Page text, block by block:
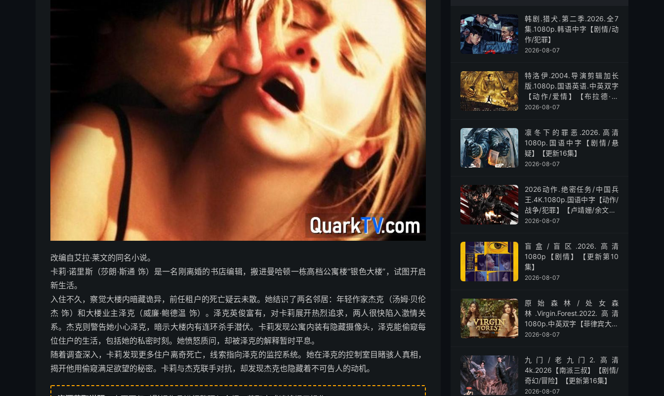
改编自艾拉·莱文的同名小说。
卡莉·诺里斯（莎朗·斯通 饰）是一名刚离婚的书店编辑，搬进曼哈顿一栋高档公寓楼“银色大楼”，试图开启
新生活。
入住不久，察觉大楼内暗藏诡异，前任租户的死亡疑云未散。她结识了两名邻居：年轻作家杰克（汤姆·贝伦
杰 饰）和大楼业主泽克（威廉·鲍德温 饰）。泽克英俊富有，对卡莉展开热烈追求，两人很快陷入激情关
系。杰克则警告她小心泽克，暗示大楼内有连环杀手潜伏。卡莉发现公寓内装有隐藏摄像头，泽克能偷窥每
位住户的生活，包括她的私密时刻。她愤怒质问，却被泽克的解释暂时平息。
随着调查深入，卡莉发现更多住户离奇死亡，线索指向泽克的监控系统。她在泽克的控制室目睹骇人真相，
揭开他用偷窥满足欲望的秘密。卡莉与杰克联手对抗，却发现杰克也隐藏着不可告人的动机。
韩剧.猎犬.第二季.2026.全7
集.1080p.韩语中字【剧情/动
作/犯罪】
2026-08-07
特洛伊.2004.导演剪辑加长
版.1080p.国语英语.中英双字
【动作/爱情】【布拉德·皮
特】
2026-08-07
凛冬下的罪恶.2026.高清
1080p.国语中字【剧情/悬
疑】【更新16集】
2026-08-07
2026动作.绝密任务/中国兵
王.4K.1080p.国语中字【动作/
战争/犯罪】【卢靖姗/余文乐/
屈菁菁】
2026-08-07
盲盒/盲区.2026.高清
1080p【剧情】【更新第10
集】
2026-08-07
原始森林/处女森
林.Virgin.Forest.2022.高清
1080p.中英双字【菲律宾大尺
度】
2026-08-07
九门/老九门2.高清
4k.2026【南派三叔】【剧情/
奇幻/冒险】【更新第16集】
2026-08-07